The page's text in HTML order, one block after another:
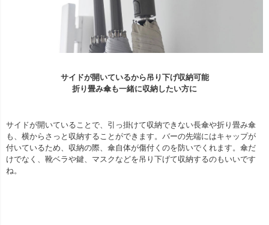
サイドが開いているから吊り下げ収納可能
折り畳み傘も一緒に収納したい方に
サイドが開いていることで、引っ掛けて収納できない長傘や折り畳み傘
も、横からさっと収納することができます。バーの先端にはキャップが
付いているため、収納の際、傘自体が傷付くのを防いでくれます。傘だ
けでなく、靴ベラや鍵、マスクなどを吊り下げて収納するのもいいです
ね。